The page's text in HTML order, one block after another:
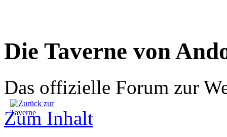
Die Taverne von
Das offizielle Forum zur
Zum Inhalt